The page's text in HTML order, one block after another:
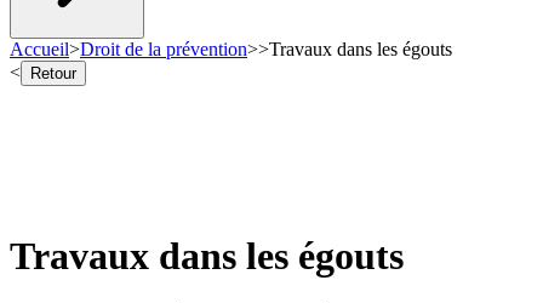
Accueil>Droit de la prévention>>Travaux dans les égouts
<
Retour
Travaux dans les égouts